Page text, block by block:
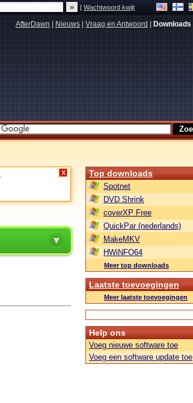
|Wachtwoord kwijt
AfterDawn Nieuws Vraag en Antwoord Downloads
X Top downloads
Spotnet
DVD Shrink
coverXP Free
QuickPar (nederlands)
MakeMKV
HWiNFO64
Meer top downloads
Laatste toevoegingen
Meer laatste toevoegingen
Help ons
Voeg nieuwe software toe
Voeg een software update toe